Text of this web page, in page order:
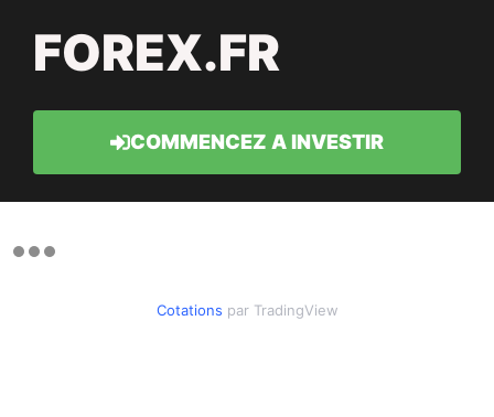
FOREX.FR
COMMENCEZ A INVESTIR
Cotations par TradingView